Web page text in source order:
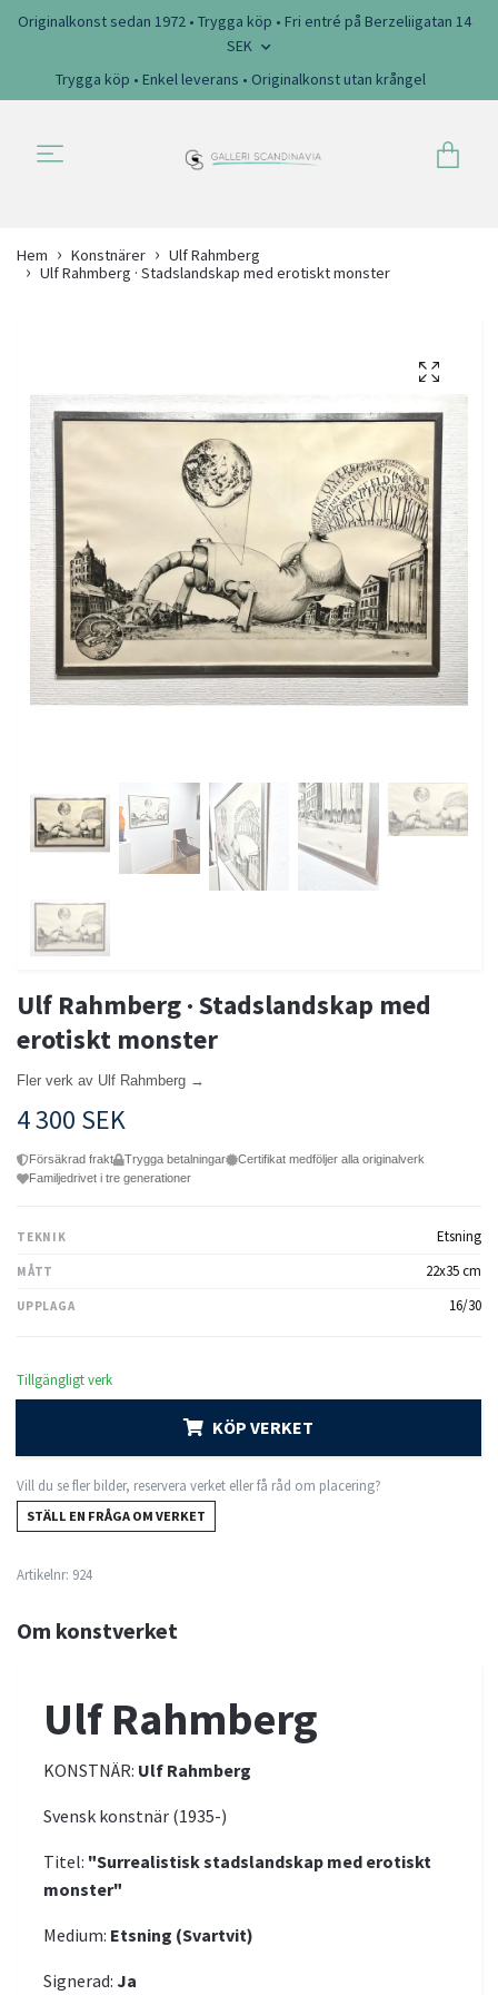
Originalkonst sedan 1972 • Trygga köp • Fri entré på Berzeliigatan 14
SEK
Trygga köp • Enkel leverans • Originalkonst utan krångel
Hem Konstnärer
Ulf Rahmberg
Ulf Rahmberg · Stadslandskap med erotiskt monster
Ulf Rahmberg · Stadslandskap med
erotiskt monster
Fler verk av Ulf Rahmberg →
4 300 SEK
Försäkrad frakt Trygga betalningar
Certifikat medföljer alla originalverk
Familjedrivet i tre generationer
TEKNIK Etsning
MÅTT 22x35 cm
UPPLAGA 16/30
Tillgängligt verk
KÖP VERKET
Vill du se fler bilder, reservera verket eller få råd om placering?
STÄLL EN FRÅGA OM VERKET
Artikelnr: 924
Om konstverket
Ulf Rahmberg
KONSTNÄR: Ulf Rahmberg
Svensk konstnär (1935-)
Titel: "Surrealistisk stadslandskap med erotiskt
monster"
Medium: Etsning (Svartvit)
Signerad: Ja